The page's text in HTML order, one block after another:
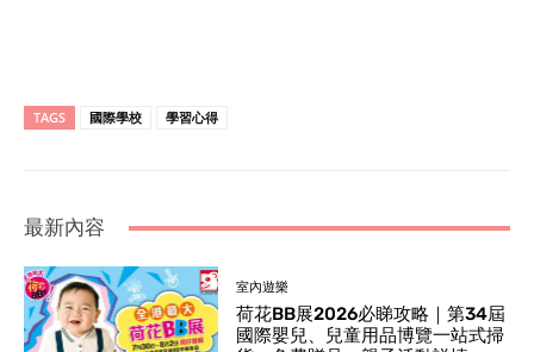
TAGS 國際學校 學習心得
最新內容
室內遊樂
荷花BB展2026必睇攻略｜第34屆
國際嬰兒、兒童用品博覽一站式掃